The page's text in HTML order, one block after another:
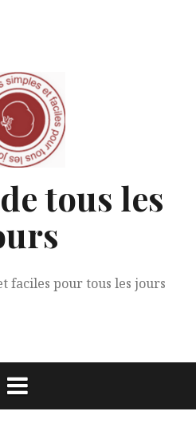
tous les
faciles pour tous les jours